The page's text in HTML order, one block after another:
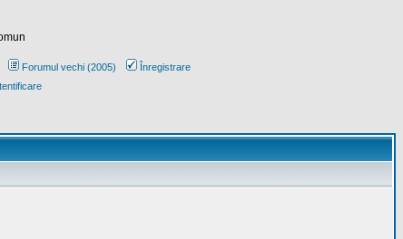
Forumul vechi (2005)
Înregistrare